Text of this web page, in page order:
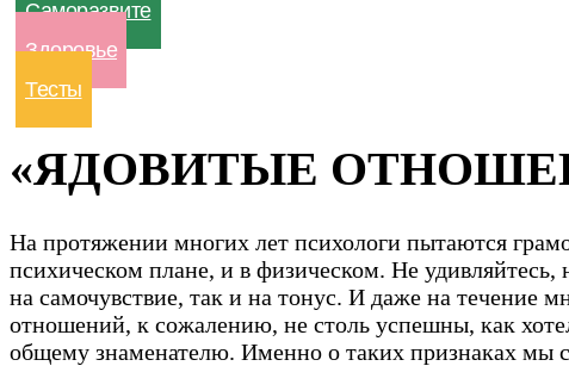
Саморазвите
Здоровье
Тесты
«ЯДОВИТЫЕ
На протяжении многих лет психологи пытаются
психическом плане, и в физическом. Не удивляйтесь,
на самочувствие, так и на тонус. И даже на течение
отношений, к сожалению, не столь успешны, как
общему знаменателю. Именно о таких признаках мы